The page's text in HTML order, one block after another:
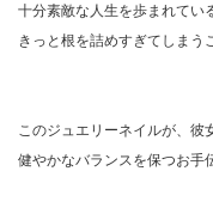
十分素敵な人生を歩まれてい
きっと根を詰めすぎてしまう
このジュエリーネイルが、彼
健やかなバランスを保つお